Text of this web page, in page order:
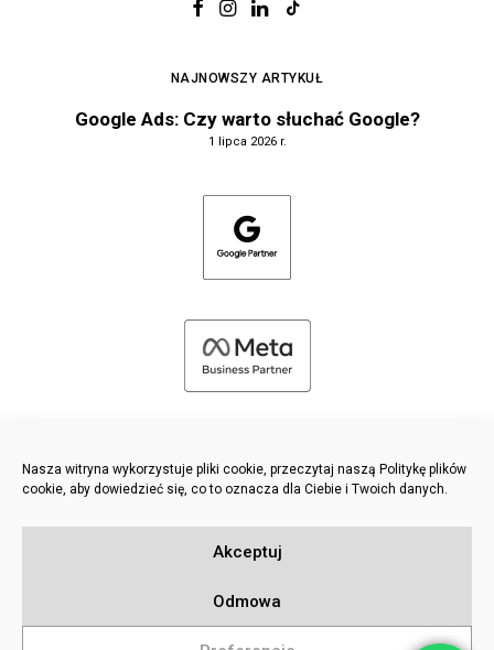
Nasza witryna wykorzystuje pliki cookie, przeczytaj naszą Politykę plików
cookie, aby dowiedzieć się, co to oznacza dla Ciebie i Twoich danych.
Akceptuj
Odmowa
NAJNOWSZY ARTYKUŁ
Google Ads: Czy warto słuchać Google?
1 lipca 2026 r.
2026 FRESH PIES LTD - WSZELKIE PRAWA ZASTRZEŻONE
Baza wiedzy
Sitemap